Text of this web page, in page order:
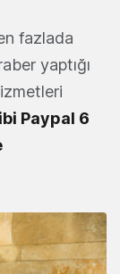
fazlada
yaptığı
Paypal 6